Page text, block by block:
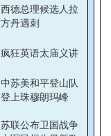
西德总理候选人拉
方丹遇刺
疯狂英语太庙义讲
中苏美和平登山队
登上珠穆朗玛峰
苏联公布卫国战争